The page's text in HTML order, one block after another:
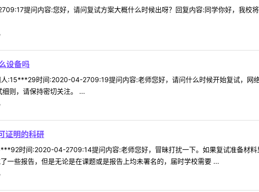
提问内容:您好，请问复试方案大概什么时候出呀？回复内容:同学你好，我校
设备吗
:15***29时间:2020-04-2709:19提问内容:老师您好，请问什么时候开始复试，网
则，请保持密切关注。 ...
证明的科研
时间:2020-04-2709:14提问内容:老师您好，冒昧打扰一下。如果复试准备材
一些报告，但是无论是在课题或是报告上均未署名的，届时学校需要 ...